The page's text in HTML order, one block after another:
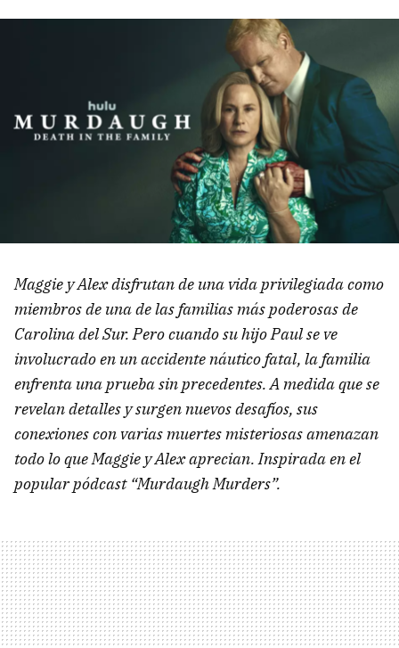
Maggie y Alex disfrutan de una vida privilegiada como
miembros de una de las familias más poderosas de
Carolina del Sur. Pero cuando su hijo Paul se ve
involucrado en un accidente náutico fatal, la familia
enfrenta una prueba sin precedentes. A medida que se
revelan detalles y surgen nuevos desafíos, sus
conexiones con varias muertes misteriosas amenazan
todo lo que Maggie y Alex aprecian. Inspirada en el
popular pódcast “Murdaugh Murders”.